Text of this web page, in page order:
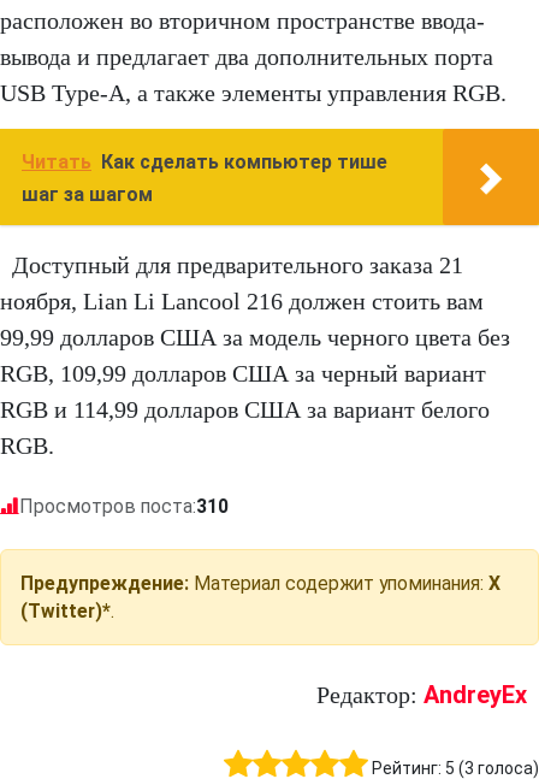
расположен во вторичном пространстве ввода-
вывода и предлагает два дополнительных порта
USB Type-A, а также элементы управления RGB.
Читать
Как сделать компьютер тише
шаг за шагом
Доступный для предварительного заказа 21
ноября, Lian Li Lancool 216 должен стоить вам
99,99 долларов США за модель черного цвета без
RGB, 109,99 долларов США за черный вариант
RGB и 114,99 долларов США за вариант белого
RGB.
Просмотров поста:310
Предупреждение: Материал содержит упоминания: X
(Twitter)*.
Редактор: AndreyEx
Рейтинг: 5 (3 голоса)